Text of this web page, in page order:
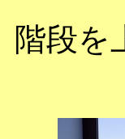
階段を